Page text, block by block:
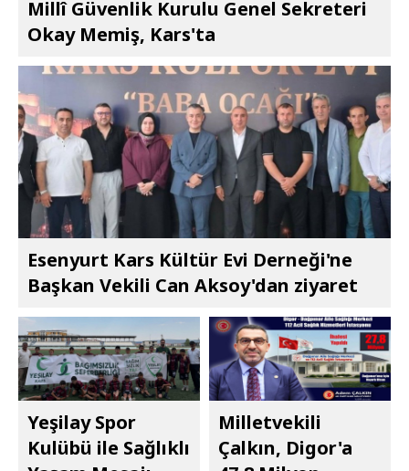
Millî Güvenlik Kurulu Genel Sekreteri
Okay Memiş, Kars'ta
Esenyurt Kars Kültür Evi Derneği'ne
Başkan Vekili Can Aksoy'dan ziyaret
Yeşilay Spor
Kulübü ile Sağlıklı
Milletvekili
Çalkın, Digor'a